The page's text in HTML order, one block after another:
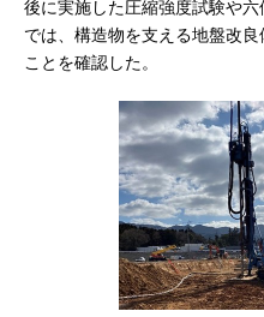
後に実施した圧縮強度試験や
では、構造物を支える地盤改
ことを確認した。